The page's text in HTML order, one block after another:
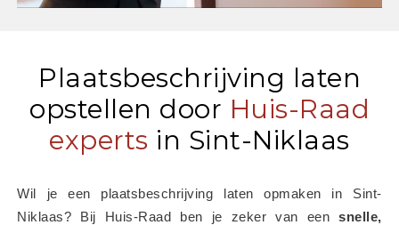
Plaatsbeschrijving laten
opstellen door Huis-Raad
experts in Sint-Niklaas
Wil je een plaatsbeschrijving laten opmaken in Sint-
Niklaas? Bij Huis-Raad ben je zeker van een snelle,